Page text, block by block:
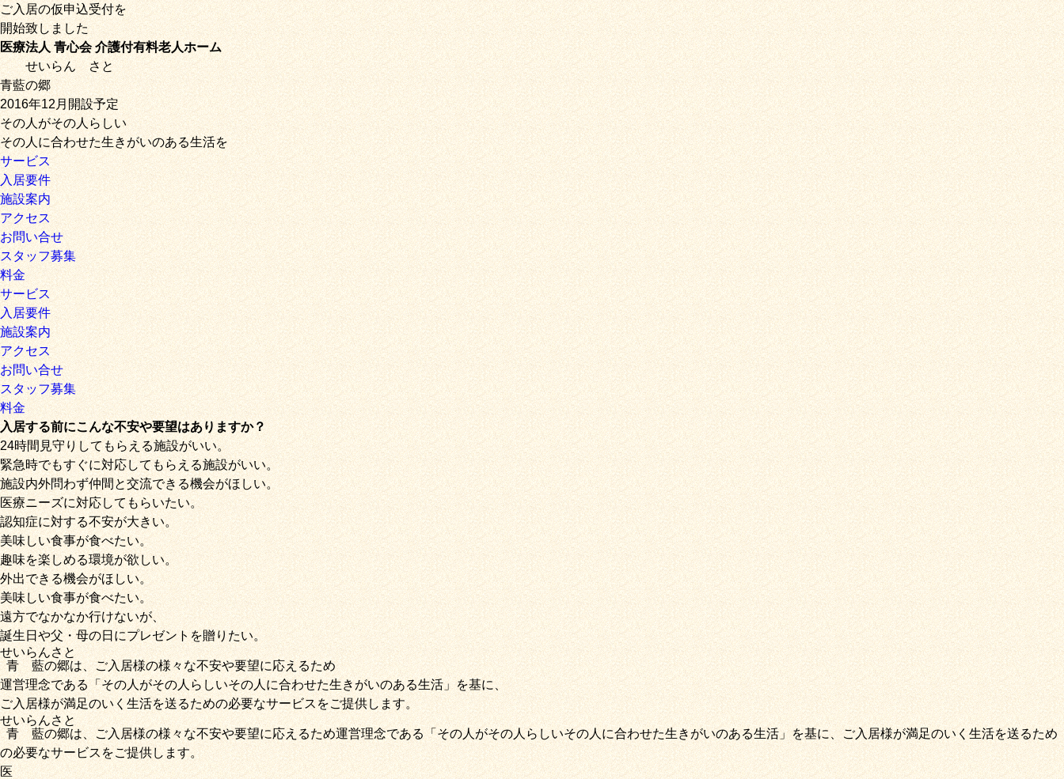
ご入居の仮申込受付を
開始致しました
医療法人 青心会 介護付有料老人ホーム
せいらんさと
青藍の郷
2016年12月開設予定
その人がその人らしい
その人に合わせた生きがいのある生活を
サービス
入居要件
施設案内
アクセス
お問い合せ
スタッフ募集
料金
サービス
入居要件
施設案内
アクセス
お問い合せ
スタッフ募集
料金
入居する前にこんな不安や要望はありますか？
24時間見守りしてもらえる施設がいい。
緊急時でもすぐに対応してもらえる施設がいい。
施設内外問わず仲間と交流できる機会がほしい。
医療ニーズに対応してもらいたい。
認知症に対する不安が大きい。
美味しい食事が食べたい。
趣味を楽しめる環境が欲しい。
外出できる機会がほしい。
美味しい食事が食べたい。
遠方でなかなか行けないが、
誕生日や父・母の日にプレゼントを贈りたい。
青藍
せいらん
の郷
さと
は、ご入居様の様々な不安や要望に応えるため
運営理念である「その人がその人らしいその人に合わせた生きがいのある生活」を基に、
ご入居様が満足のいく生活を送るための必要なサービスをご提供します。
青藍
せいらん
の郷
さと
は、ご入居様の様々な不安や要望に応えるため運営理念である 「その人がその人らしいその人に合わせた生きがいのある生活」を基に、ご入居様が満足のいく生活を送るため
の必要なサービスをご提供します。
医